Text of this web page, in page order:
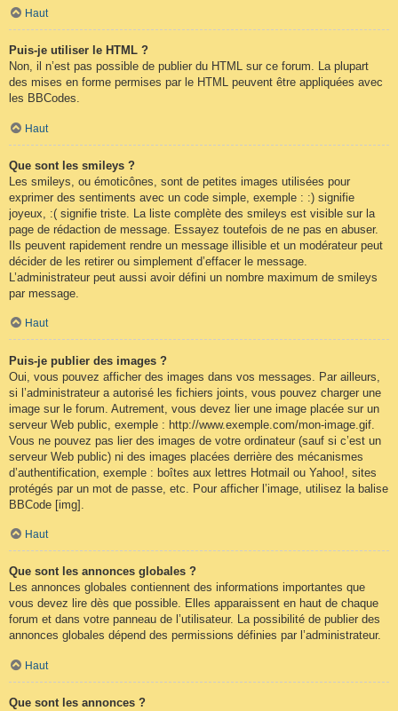
Haut
Puis-je utiliser le HTML ?
Non, il n’est pas possible de publier du HTML sur ce forum. La plupart
des mises en forme permises par le HTML peuvent être appliquées avec
les BBCodes.
Haut
Que sont les smileys ?
Les smileys, ou émoticônes, sont de petites images utilisées pour
exprimer des sentiments avec un code simple, exemple : :) signifie
joyeux, :( signifie triste. La liste complète des smileys est visible sur la
page de rédaction de message. Essayez toutefois de ne pas en abuser.
Ils peuvent rapidement rendre un message illisible et un modérateur peut
décider de les retirer ou simplement d’effacer le message.
L’administrateur peut aussi avoir défini un nombre maximum de smileys
par message.
Haut
Puis-je publier des images ?
Oui, vous pouvez afficher des images dans vos messages. Par ailleurs,
si l’administrateur a autorisé les fichiers joints, vous pouvez charger une
image sur le forum. Autrement, vous devez lier une image placée sur un
serveur Web public, exemple : http://www.exemple.com/mon-image.gif.
Vous ne pouvez pas lier des images de votre ordinateur (sauf si c’est un
serveur Web public) ni des images placées derrière des mécanismes
d’authentification, exemple : boîtes aux lettres Hotmail ou Yahoo!, sites
protégés par un mot de passe, etc. Pour afficher l’image, utilisez la balise
BBCode [img].
Haut
Que sont les annonces globales ?
Les annonces globales contiennent des informations importantes que
vous devez lire dès que possible. Elles apparaissent en haut de chaque
forum et dans votre panneau de l’utilisateur. La possibilité de publier des
annonces globales dépend des permissions définies par l’administrateur.
Haut
Que sont les annonces ?